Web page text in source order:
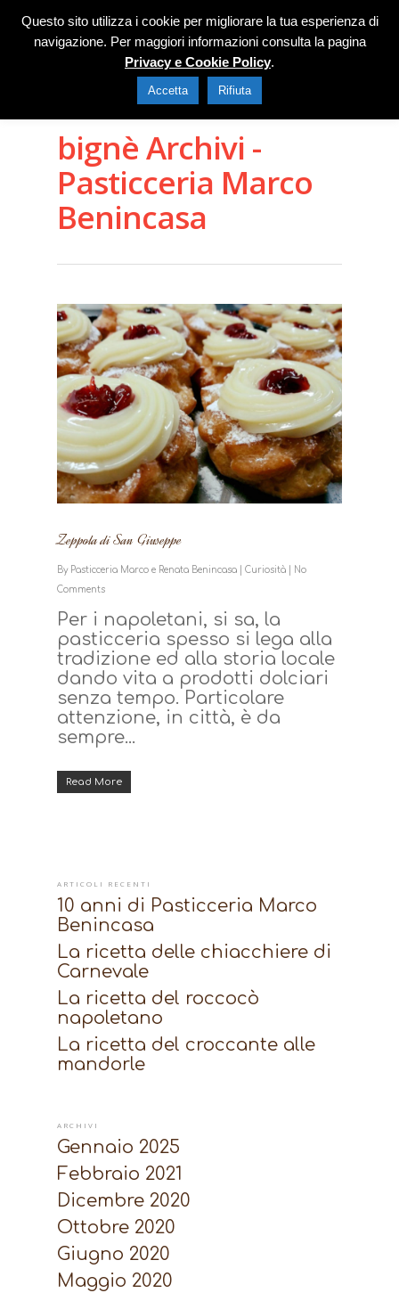
bignè Archivi -
Pasticceria Marco
Benincasa
Zeppola di San Giuseppe
By Pasticceria Marco e Renata Benincasa Curiosità
No
Comments
Per i napoletani, si sa, la
pasticceria spesso si lega alla
tradizione ed alla storia locale
dando vita a prodotti dolciari
senza tempo. Particolare
attenzione, in città, è da
sempre...
Read More
ARTICOLI RECENTI
10 anni di Pasticceria Marco
Benincasa
La ricetta delle chiacchiere di
Carnevale
La ricetta del roccocò
napoletano
La ricetta del croccante alle
mandorle
ARCHIVI
Gennaio 2025
Febbraio 2021
Dicembre 2020
Ottobre 2020
Giugno 2020
Maggio 2020
Questo sito utilizza i cookie per migliorare la tua esperienza di
navigazione. Per maggiori informazioni consulta la pagina
Privacy e Cookie Policy.
Accetta Rifiuta